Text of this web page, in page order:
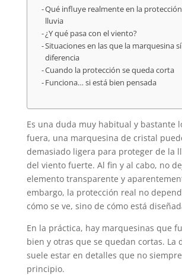
Qué influye realmente en la
lluvia
¿Y qué pasa con el viento?
Situaciones en las que la marquesina
diferencia
Cuando la protección se queda corta
Funciona… si está bien pensada
Es una duda muy habitual y bastante
fuera, una marquesina de cristal
demasiado ligera para proteger de la
del viento fuerte. Al fin y al cabo, no
elemento transparente y
embargo, la protección real no
cómo se ve, sino de cómo está
En la práctica, hay marquesinas que
bien y otras que se quedan cortas. La
suele estar en detalles que no
principio.